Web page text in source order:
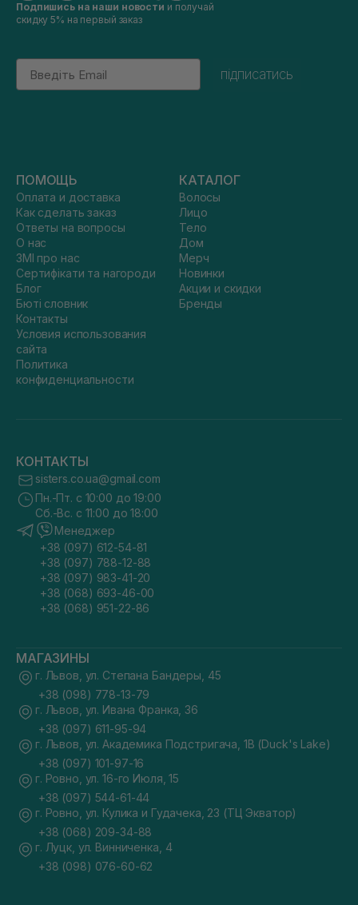
Подпишись на наши новости и получай
скидку 5% на первый заказ
Email
підписатись
ПОМОЩЬ
Оплата и доставка
Как сделать заказ
Ответы на вопросы
О нас
ЗМІ про нас
Сертифікати та нагороди
Блог
Бюті словник
Контакты
Условия использования
сайта
Политика
конфиденциальности
КАТАЛОГ
Волосы
Лицо
Тело
Дом
Мерч
Новинки
Акции и скидки
Бренды
КОНТАКТЫ
sisters.co.ua@gmail.com
Пн.-Пт. с 10:00 до 19:00
Сб.-Вс. с 11:00 до 18:00
Менеджер
+38 (097) 612-54-81
+38 (097) 788-12-88
+38 (097) 983-41-20
+38 (068) 693-46-00
+38 (068) 951-22-86
МАГАЗИНЫ
г. Львов, ул. Степана Бандеры, 45
+38 (098) 778-13-79
г. Львов, ул. Ивана Франка, 36
+38 (097) 611-95-94
г. Львов, ул. Академика Подстригача, 1В (Duck's Lake)
+38 (097) 101-97-16
г. Ровно, ул. 16-го Июля, 15
+38 (097) 544-61-44
г. Ровно, ул. Кулика и Гудачека, 23 (ТЦ Экватор)
+38 (068) 209-34-88
г. Луцк, ул. Винниченка, 4
+38 (098) 076-60-62